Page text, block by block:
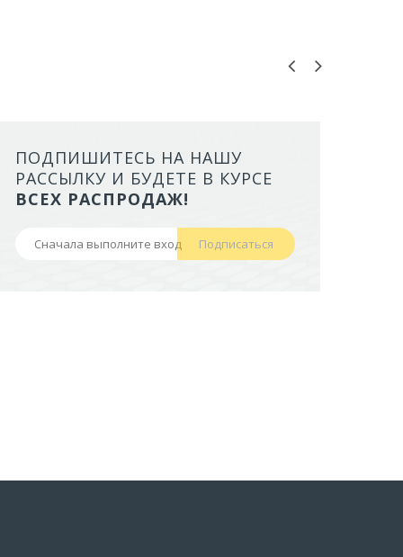
ЛОТОК ALTA ДЛЯ КОШЕК
БОРТАМИ И СЕТКОЙ НА
НОЖКАХ)
ПОДПИШИТЕСЬ НА НАШУ
РАССЫЛКУ И БУДЕТЕ В КУРСЕ
ВСЕХ РАСПРОДАЖ!
Подписаться